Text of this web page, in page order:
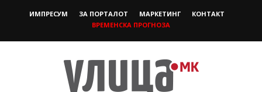
ИМПРЕСУМ ЗА ПОРТАЛОТ МАРКЕТИНГ
КОНТАКТ
ВРЕМЕНСКА ПРОГНОЗА